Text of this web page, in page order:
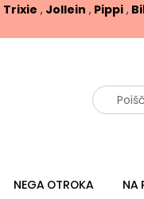
Trixie , Jollein , Pippi ,
Išči
NEGA OTROKA NA